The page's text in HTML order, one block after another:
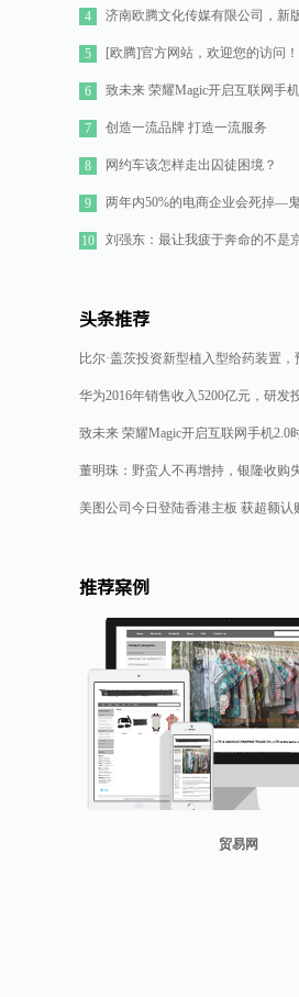
4 济南欧腾文化传媒有限公司，新版
5 [欧腾]官方网站，欢迎您的访问！
6 致未来 荣耀Magic开启互联网手
7 创造一流品牌 打造一流服务
8 网约车该怎样走出囚徒困境？
9 两年内50%的电商企业会死掉—鬼脚七
10 刘强东：最让我疲于奔命的不是京东的发展速度，而是如
头条推荐
比尔·盖茨投资新型植入型给药装置，
华为2016年销售收入5200亿元，研发
致未来 荣耀Magic开启互联网手机2.0
美图公司今日登陆香港主板 获超额认
推荐案例
山东省勘察设计协会